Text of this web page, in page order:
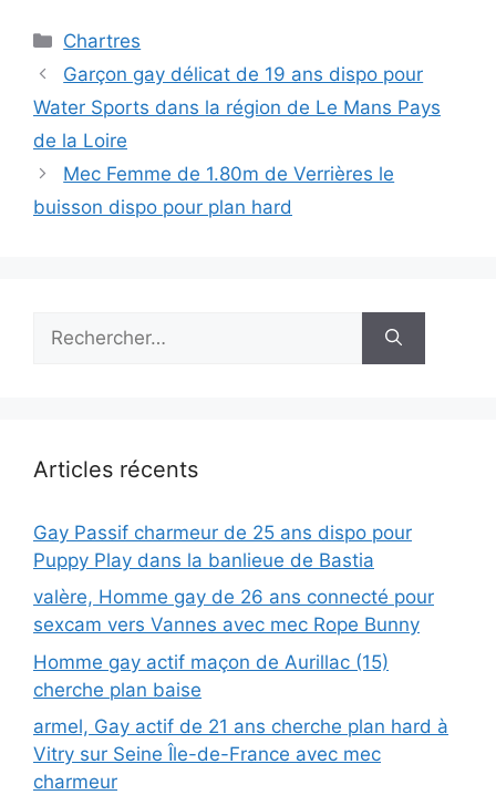
Catégories
Chartres
Garçon gay délicat de 19 ans dispo pour
Water Sports dans la région de Le Mans Pays
de la Loire
Mec Femme de 1.80m de Verrières le
buisson dispo pour plan hard
Articles récents
Gay Passif charmeur de 25 ans dispo pour
Puppy Play dans la banlieue de Bastia
valère, Homme gay de 26 ans connecté pour
sexcam vers Vannes avec mec Rope Bunny
Homme gay actif maçon de Aurillac (15)
cherche plan baise
armel, Gay actif de 21 ans cherche plan hard à
Vitry sur Seine Île-de-France avec mec
charmeur